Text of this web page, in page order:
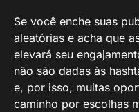
Se você enche suas
aleatórias e acha que
elevará seu
não são dadas às
e, por isso, muitas
caminho por escolhas